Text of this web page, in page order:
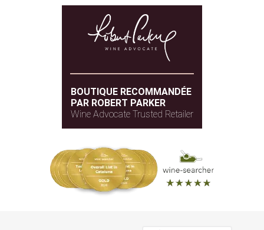
BOUTIQUE RECOMMANDÉE
PAR ROBERT PARKER
Wine Advocate Trusted Retailer